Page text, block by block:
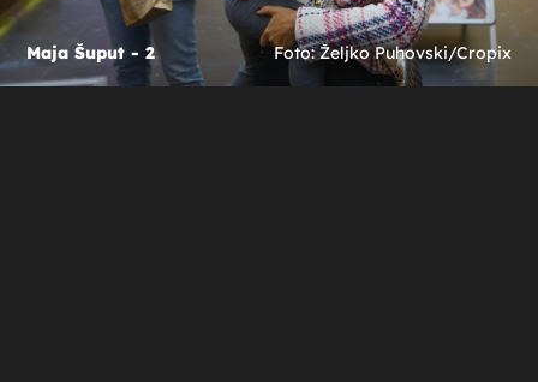
Maja Šuput - 2 Foto: Željko Puhovski/Cropix